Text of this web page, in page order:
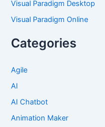
Visual Paradigm Desktop
Visual Paradigm Online
Categories
Agile
AI
AI Chatbot
Animation Maker